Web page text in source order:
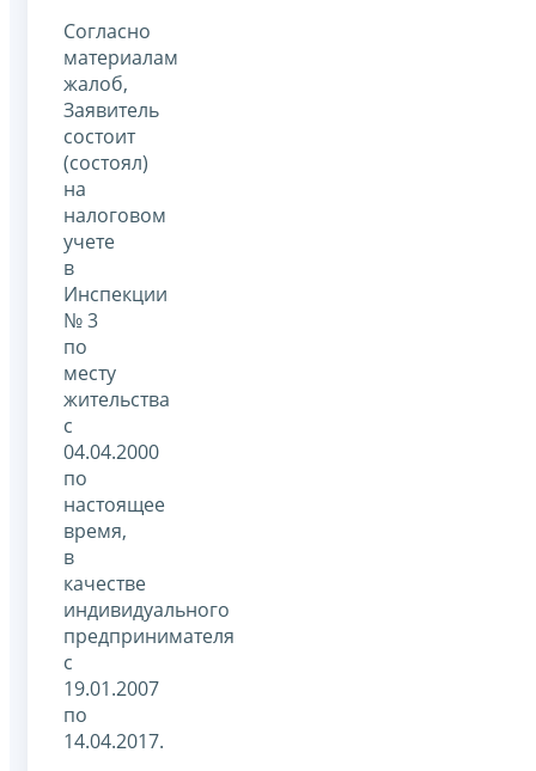
Согласно
материалам
жалоб,
Заявитель
состоит
(состоял)
на
налоговом
учете
в
Инспекции
№ 3
по
месту
жительства
с
04.04.2000
по
настоящее
время,
в
качестве
индивидуального
предпринимателя
с
19.01.2007
по
14.04.2017.